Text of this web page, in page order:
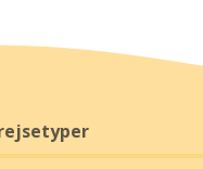
Check-out senest kl.
Kontakt venligst
Måltider
gård, som altid er
11 km.